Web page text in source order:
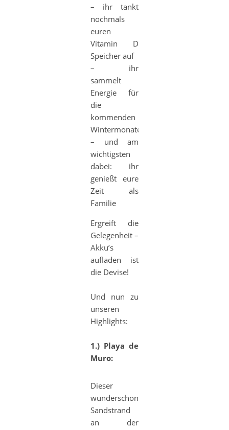
– ihr tankt
nochmals
euren
Vitamin D
Speicher auf
– ihr
sammelt
Energie für
die
kommenden
Wintermonate
– und am
wichtigsten
dabei: ihr
genießt eure
Zeit als
Familie
Ergreift die
Gelegenheit –
Akku’s
aufladen ist
die Devise!
Und nun zu
unseren
Highlights:
1.) Playa de
Muro:
Dieser
wunderschöne
Sandstrand
an der